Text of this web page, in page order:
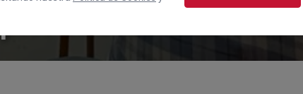
de Gran